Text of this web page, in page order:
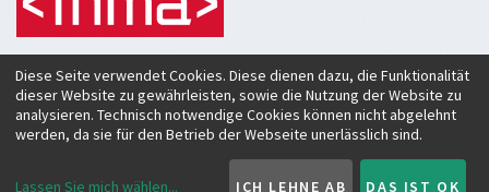
Zeitschrift für Hochschulentwicklung
c/o Verein Forum neue Medien in der Lehre Austria
Rheinstraße 27
A-6890 Lustenau
ISSN:2219-6994
Diese Seite verwendet Cookies. Diese dienen dazu, die Funktionalität
dieser Website zu gewährleisten, sowie die Nutzung der Website zu
analysieren. Technisch notwendige Cookies können nicht abgelehnt
werden, da sie für den Betrieb der Webseite unerlässlich sind.
Lassen Sie mich wählen... ICH LEHNE AB DAS IST OK